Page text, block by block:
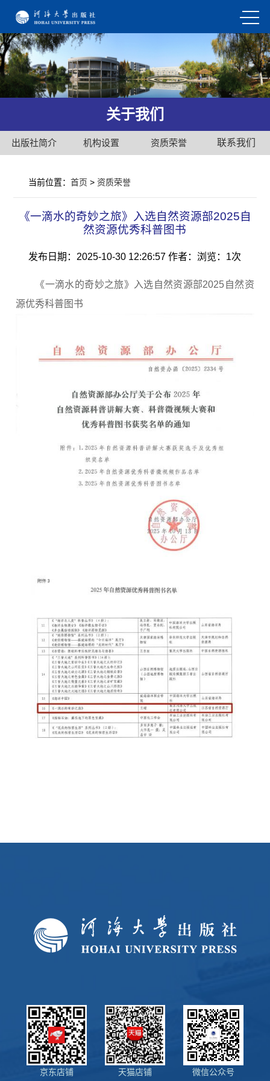
关于我们
出版社简介 机构设置 资质荣誉 联系我们
当前位置：首页 >资质荣誉
《一滴水的奇妙之旅》入选自然资源部2025自
然资源优秀科普图书
发布日期：2025-10-30 12:26:57作者： 浏览： 1次
《一滴水的奇妙之旅》入选自然资源部2025自然资
源优秀科普图书
京东店铺 天猫店铺 微信公众号